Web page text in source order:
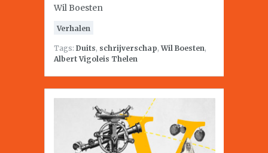
Wil Boesten
Verhalen
Tags: Duits, schrijverschap,Wil Boesten,
Albert Vigoleis Thelen